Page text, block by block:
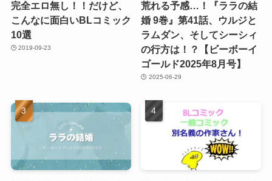
完全エロ無し！！だけど、
こんなに面白いBLコミック
10選
2019-09-23
荒れる予感…！『ララの結
婚 9巻』第41話、ウルジと
ラムダン、そしてシーシィ
の行方は！？【ビーボーイ
ゴールド2025年8月号】
2025-06-29